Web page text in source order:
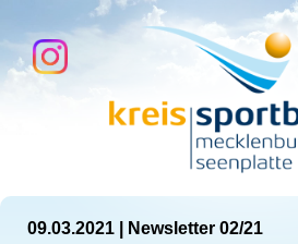
09.03.2021
Newsletter 02/21